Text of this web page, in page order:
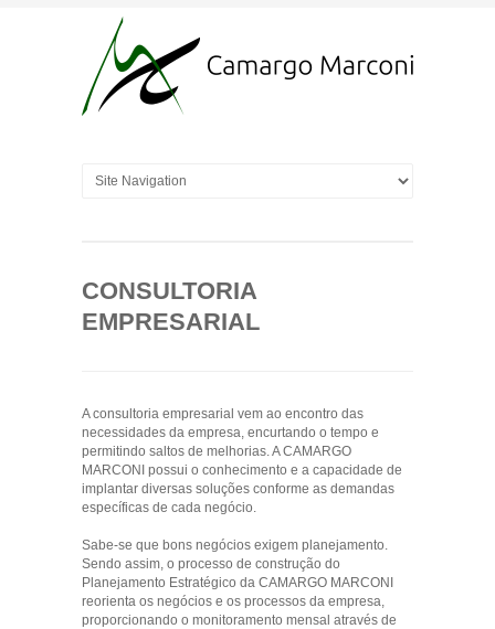
CONSULTORIA
EMPRESARIAL
A consultoria empresarial vem ao encontro das
necessidades da empresa, encurtando o tempo e
permitindo saltos de melhorias. A CAMARGO
MARCONI possui o conhecimento e a capacidade de
implantar diversas soluções conforme as demandas
específicas de cada negócio.
Sabe-se que bons negócios exigem planejamento.
Sendo assim, o processo de construção do
Planejamento Estratégico da CAMARGO MARCONI
reorienta os negócios e os processos da empresa,
proporcionando o monitoramento mensal através de